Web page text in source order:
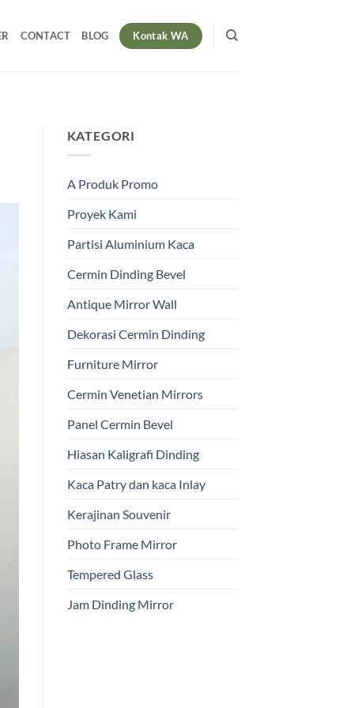
CONTACT BLOG Kontak WA
KATEGORI
A Produk Promo
Proyek Kami
Partisi Aluminium Kaca
Cermin Dinding Bevel
Antique Mirror Wall
Dekorasi Cermin Dinding
Furniture Mirror
Cermin Venetian Mirrors
Panel Cermin Bevel
Hiasan Kaligrafi Dinding
Kaca Patry dan kaca Inlay
Kerajinan Souvenir
Photo Frame Mirror
Tempered Glass
Jam Dinding Mirror